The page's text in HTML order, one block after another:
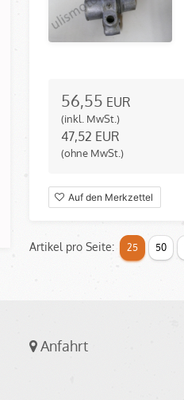
56,55 EUR
(inkl. MwSt.)
47,52 EUR
(ohne MwSt.)
Auf den Merkzettel
Artikel pro Seite: 25 50
Anfahrt